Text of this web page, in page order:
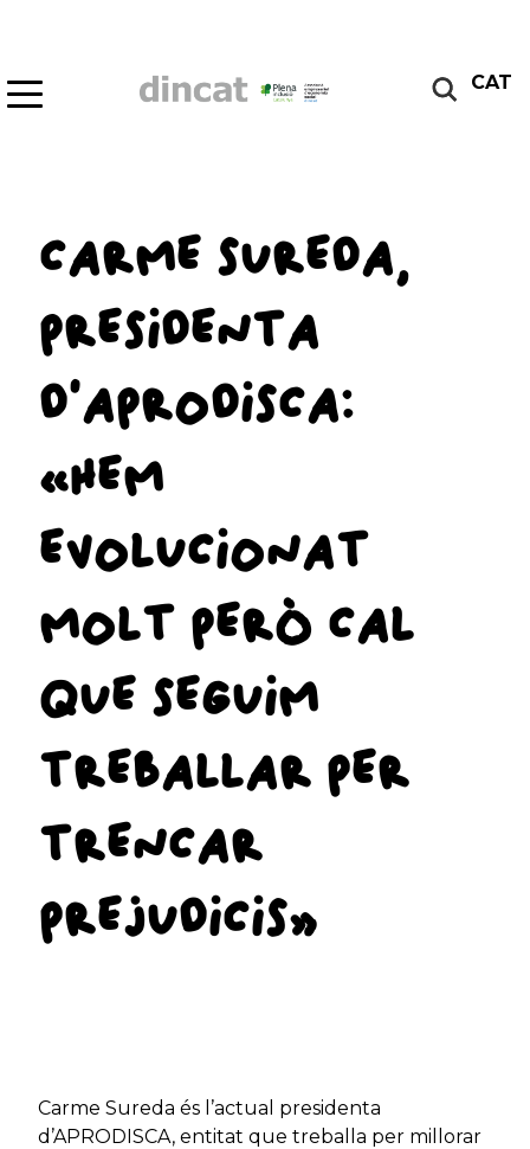
CAT
CARME SUREDA,
PRESIDENTA
D’APRODISCA:
«HEM
EVOLUCIONAT
MOLT PERÒ CAL
QUE SEGUIM
TREBALLAR PER
TRENCAR
PREJUDICIS»
Carme Sureda és l’actual presidenta
d’APRODISCA, entitat que treballa per millorar